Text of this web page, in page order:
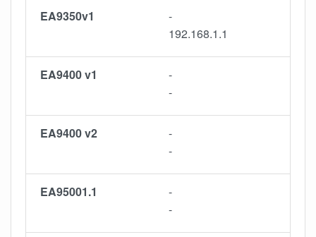
EA9350v1
-
192.168.1.1
EA9400 v1
-
-
EA9400 v2
-
-
EA95001.1
-
-